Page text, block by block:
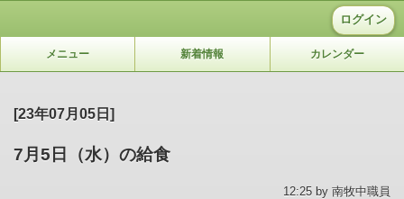
ログイン
メニュー 新着情報 カレンダー
[23年07月05日]
7月5日（水）の給食
12:25 by 南牧中職員